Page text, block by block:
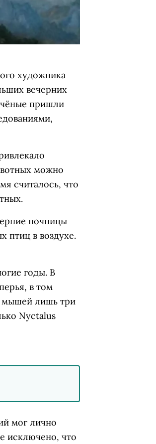
художника
вечерних
пришли
можно
считалось, что
ночницы
птиц в воздухе.
годы. В
в том
мышей лишь три
Nyctalus
мог лично
исключено, что